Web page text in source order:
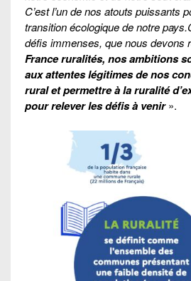
C’est l’un de nos atouts puissants
transition écologique de notre
défis immenses, que nous devons
France ruralités, nos ambitions
aux attentes légitimes de nos
rural et permettre à la ruralité
pour relever les défis à venir».